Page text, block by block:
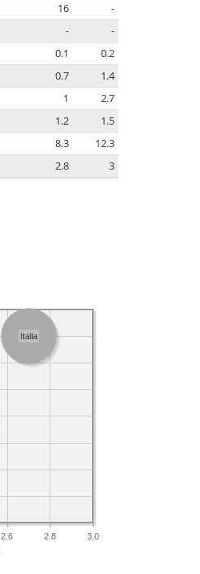
16
-
-
-
0.1
0.2
0.7
1.4
1
2.7
1.2
1.5
8.3
12.3
2.8 3
2.6 2.8 3.0
Italia